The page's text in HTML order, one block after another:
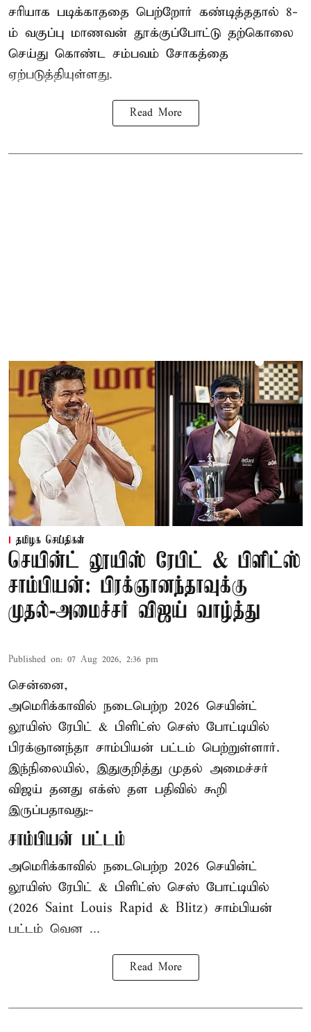
சரியாக படிக்காததை பெற்றோர் கண்டித்ததால் 8-
ம் வகுப்பு மாணவன் தூக்குப்போட்டு தற்கொலை
செய்து கொண்ட சம்பவம் சோகத்தை
ஏற்படுத்தியுள்ளது.
Read More
தமிழக செய்திகள்
செயின்ட் லூயிஸ் ரேபிட் & பிளிட்ஸ்
சாம்பியன்: பிரக்ஞானந்தாவுக்கு
முதல்-அமைச்சர் விஜய் வாழ்த்து
Published on: 07 Aug 2026, 2:36 pm
சென்னை,
அமெரிக்காவில் நடைபெற்ற 2026 செயின்ட்
லூயிஸ் ரேபிட் & பிளிட்ஸ் செஸ் போட்டியில்
பிரக்ஞானந்தா சாம்பியன் பட்டம் பெற்றுள்ளார்.
இந்நிலையில், இதுகுறித்து முதல் அமைச்சர்
விஜய் தனது எக்ஸ் தள பதிவில் கூறி
இருப்பதாவது:-
சாம்பியன் பட்டம்
அமெரிக்காவில் நடைபெற்ற 2026 செயின்ட்
லூயிஸ் ரேபிட் & பிளிட்ஸ் செஸ் போட்டியில்
(2026 Saint Louis Rapid & Blitz) சாம்பியன்
பட்டம் வென ...
Read More